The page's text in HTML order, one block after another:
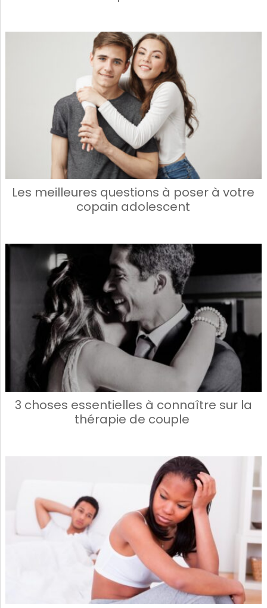
Les meilleures questions à poser à votre
copain adolescent
3 choses essentielles à connaître sur la
thérapie de couple